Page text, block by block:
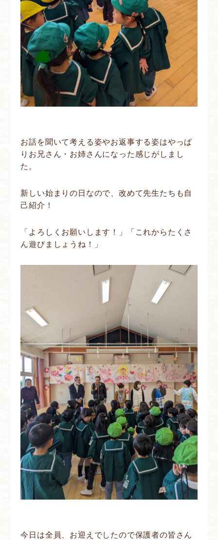
お話を聞いて考える姿やお返事する姿はやっぱ
りお兄さん・お姉さんになった感じがしまし
た。
新しい始まりの日なので、改めて先生たちも自
己紹介！
「よろしくお願いします！」「これからたくさ
ん遊びましょうね！」
今日は全員、お迎えでしたので保護者の皆さん